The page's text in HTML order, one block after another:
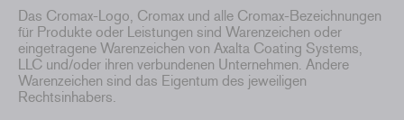
Das Cromax-Logo, Cromax und alle Cromax-Bezeichnungen
für Produkte oder Leistungen sind Warenzeichen oder
eingetragene Warenzeichen von Axalta Coating Systems,
LLC und/oder ihren verbundenen Unternehmen. Andere
Warenzeichen sind das Eigentum des jeweiligen
Rechtsinhabers.